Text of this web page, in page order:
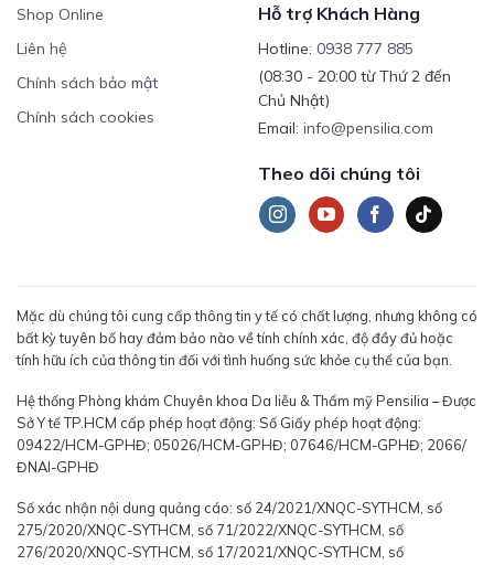
Shop Online
Liên hệ
Chính sách bảo mật
Chính sách cookies
Hỗ trợ Khách Hàng
Hotline: 0938 777 885
(08:30 - 20:00 từ Thứ 2 đến
Chủ Nhật)
Email: info@pensilia.com
Theo dõi chúng tôi
Mặc dù chúng tôi cung cấp thông tin y tế có chất lượng, nhưng không có
bất kỳ tuyên bố hay đảm bảo nào về tính chính xác, độ đầy đủ hoặc
tính hữu ích của thông tin đối với tình huống sức khỏe cụ thể của bạn.
Hệ thống Phòng khám Chuyên khoa Da liễu & Thẩm mỹ Pensilia – Được
Sở Y tế TP.HCM cấp phép hoạt động: Số Giấy phép hoạt động:
09422/HCM-GPHĐ; 05026/HCM-GPHĐ; 07646/HCM-GPHĐ; 2066/
ĐNAI-GPHĐ
Số xác nhận nội dung quảng cáo: số 24/2021/XNQC-SYTHCM, số
275/2020/XNQC-SYTHCM, số 71/2022/XNQC-SYTHCM, số
276/2020/XNQC-SYTHCM, số 17/2021/XNQC-SYTHCM, số